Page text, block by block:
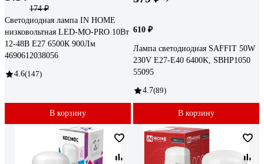
174 ₽
Светодиодная лампа IN HOME
низковольтная LED-MO-PRO 10Вт
12-48В Е27 6500К 900Лм
4690612038056
4.6(147)
В корзину
610 ₽
Лампа светодиодная SAFFIT 50W
230V E27-E40 6400K, SBHP1050
55095
4.7(89)
В корзину